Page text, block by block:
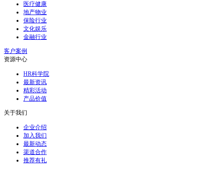
医疗健康
地产物业
保险行业
文化娱乐
金融行业
客户案例
资源中心
HR科学院
最新资讯
精彩活动
产品价值
关于我们
企业介绍
加入我们
最新动态
渠道合作
推荐有礼